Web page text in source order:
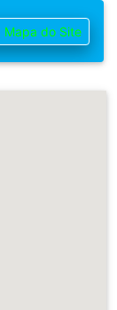
Mapa do Site